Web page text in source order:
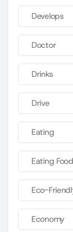
Develops
Doctor
Drinks
Drive
Eating
Eating Food
Eco-
Economy